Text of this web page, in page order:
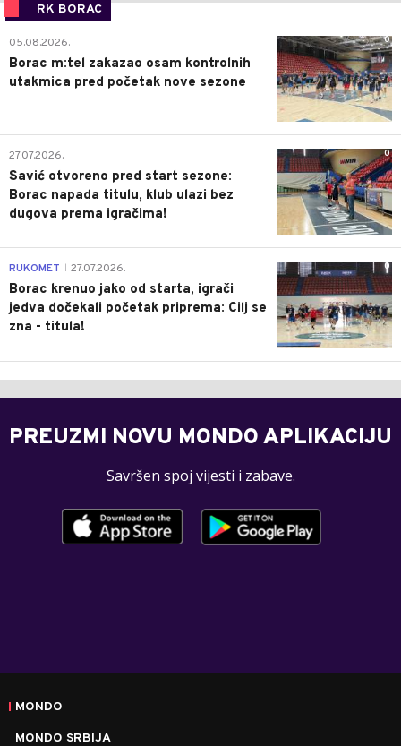
RK BORAC
0
05.08.2026.
Borac m:tel zakazao osam kontrolnih
utakmica pred početak nove sezone
0
27.07.2026.
Savić otvoreno pred start sezone:
Borac napada titulu, klub ulazi bez
dugova prema igračima!
0
RUKOMET 27.07.2026.
Borac krenuo jako od starta, igrači
jedva dočekali početak priprema: Cilj se
zna - titula!
PREUZMI NOVU MONDO APLIKACIJU
Savršen spoj vijesti i zabave.
MONDO
MONDO SRBIJA